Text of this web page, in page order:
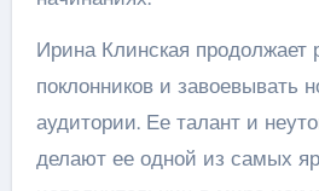
Ирина Клинская продолжает
поклонников и завоевывать
аудитории. Ее талант и
делают ее одной из самых